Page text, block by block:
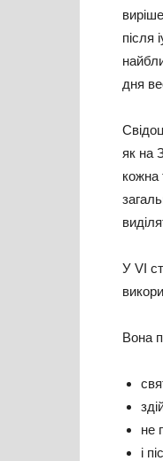
після
дня
як на
кожна
У VI
Вона
не
і